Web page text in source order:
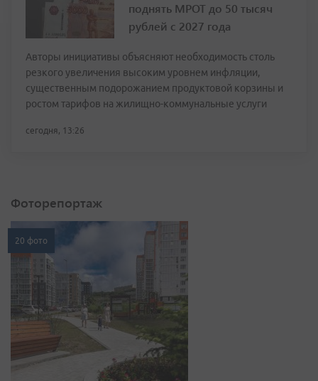
поднять МРОТ до 50 тысяч
рублей с 2027 года
Авторы инициативы объясняют необходимость столь
резкого увеличения высоким уровнем инфляции,
существенным подорожанием продуктовой корзины и
ростом тарифов на жилищно-коммунальные услуги
сегодня, 13:26
Фоторепортаж
20 фото